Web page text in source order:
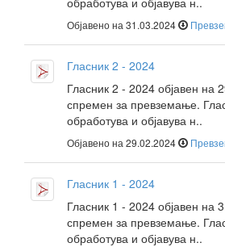
Објавено на 31.03.2024
Гласник 2 - 2024
Гласник 2 - 2024 објавен на
спремен за превземање.
обработува и објавува н..
Објавено на 29.02.2024
Гласник 1 - 2024
Гласник 1 - 2024 објавен на
спремен за превземање.
обработува и објавува н..